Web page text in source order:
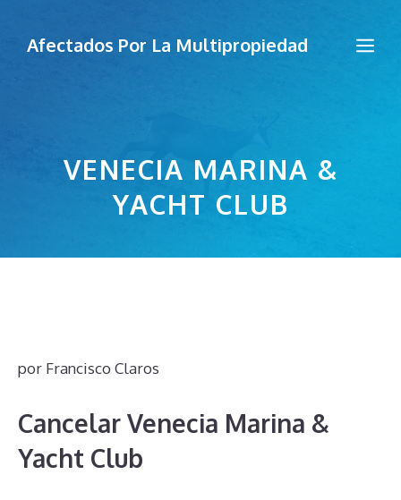
Afectados Por La Multipropiedad
VENECIA MARINA &
YACHT CLUB
por Francisco Claros
Cancelar Venecia Marina &
Yacht Club